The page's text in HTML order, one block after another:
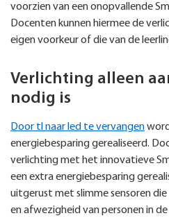
voorzien van een onopvallende
Docenten kunnen hiermee de
eigen voorkeur of die van de
Verlichting alleen
nodig is
Door tl naar led te vervangen
energiebesparing gerealiseerd.
verlichting met het innovatieve
een extra energiebesparing
uitgerust met slimme sensoren
en afwezigheid van personen in